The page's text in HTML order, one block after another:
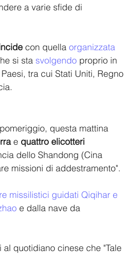
a varie sfide di
con quella organizzata
si sta svolgendo proprio in
tra cui Stati Uniti, Regno
questa mattina
e quattro elicotteri
dello Shandong (Cina
missioni di addestramento".
missilistici guidati Qiqihar e
e dalla nave da
al quotidiano cinese che "Tale